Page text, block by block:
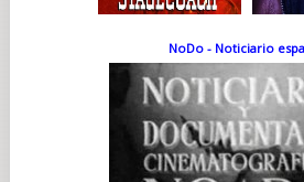
NoDo - Noticiario